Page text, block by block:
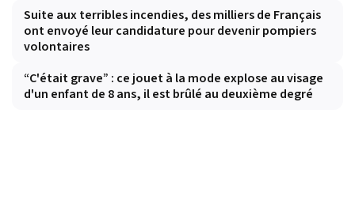
Suite aux terribles incendies, des milliers de Français
ont envoyé leur candidature pour devenir pompiers
volontaires
“C'était grave” : ce jouet à la mode explose au visage
d'un enfant de 8 ans, il est brûlé au deuxième degré